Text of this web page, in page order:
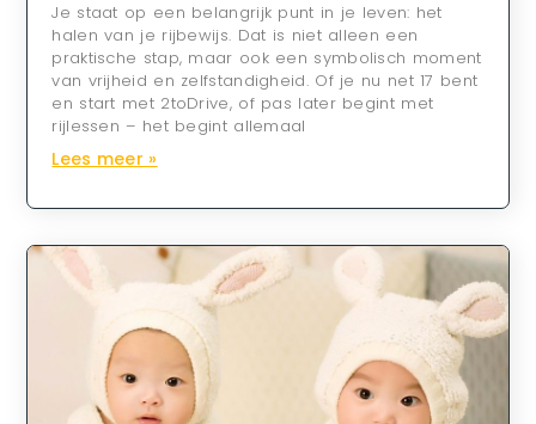
Je staat op een belangrijk punt in je leven: het
halen van je rijbewijs. Dat is niet alleen een
praktische stap, maar ook een symbolisch moment
van vrijheid en zelfstandigheid. Of je nu net 17 bent
en start met 2toDrive, of pas later begint met
rijlessen – het begint allemaal
Lees meer »